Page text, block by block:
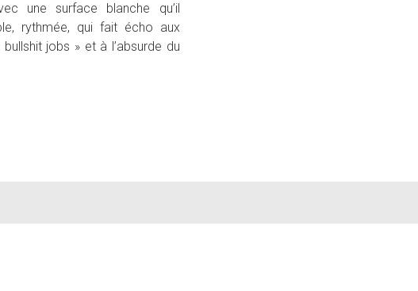
une surface blanche qu’il
rythmée, qui fait écho aux
jobs » et à l’absurde du